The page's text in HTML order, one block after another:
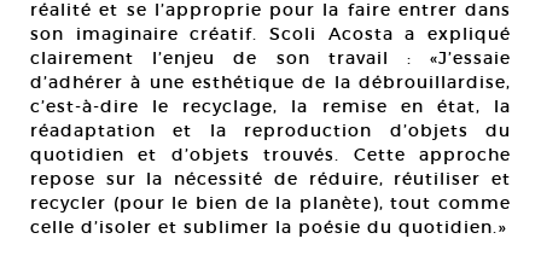
réalité et se l’approprie pour la faire entrer dans
son imaginaire créatif. Scoli Acosta a expliqué
clairement l’enjeu de son travail : «J’essaie
d’adhérer à une esthétique de la débrouillardise,
c’est-à-dire le recyclage, la remise en état, la
réadaptation et la reproduction d’objets du
quotidien et d’objets trouvés. Cette approche
repose sur la nécessité de réduire, réutiliser et
recycler (pour le bien de la planète), tout comme
celle d’isoler et sublimer la poésie du quotidien.»